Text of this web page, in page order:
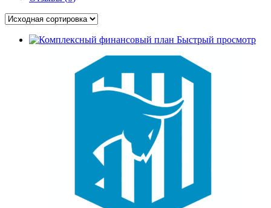
Быстрый просмотр